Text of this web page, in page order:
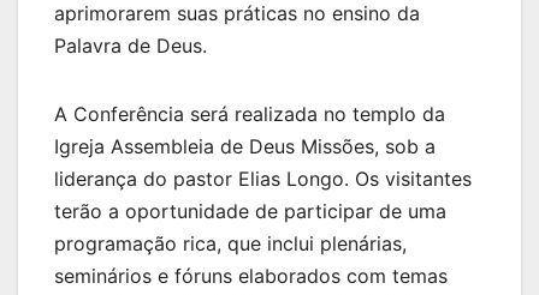
aprimorarem suas práticas no ensino da
Palavra de Deus.
A Conferência será realizada no templo da
Igreja Assembleia de Deus Missões, sob a
liderança do pastor Elias Longo. Os visitantes
terão a oportunidade de participar de uma
programação rica, que inclui plenárias,
seminários e fóruns elaborados com temas